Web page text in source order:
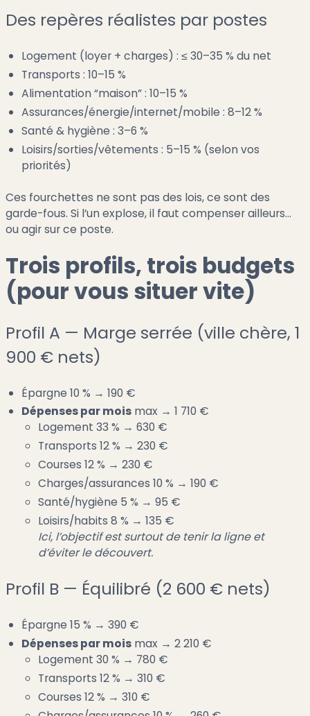
Des repères réalistes par postes
Logement (loyer + charges) : ≤ 30–35 % du net
Transports : 10–15 %
Alimentation “maison” : 10–15 %
Assurances/énergie/internet/mobile : 8–12 %
Santé & hygiène : 3–6 %
Loisirs/sorties/vêtements : 5–15 % (selon vos
priorités)
Ces fourchettes ne sont pas des lois, ce sont des
garde-fous. Si l’un explose, il faut compenser ailleurs…
ou agir sur ce poste.
Trois profils, trois budgets
(pour vous situer vite)
Profil A — Marge serrée (ville chère, 1
900 € nets)
Épargne 10 % → 190 €
Dépenses par mois max → 1 710 €
Logement 33 % → 630 €
Transports 12 % → 230 €
Courses 12 % → 230 €
Charges/assurances 10 % → 190 €
Santé/hygiène 5 % → 95 €
Loisirs/habits 8 % → 135 €
Ici, l’objectif est surtout de tenir la ligne et
d’éviter le découvert.
Profil B — Équilibré (2 600 € nets)
Épargne 15 % → 390 €
Dépenses par mois max → 2 210 €
Logement 30 % → 780 €
Transports 12 % → 310 €
Courses 12 % → 310 €